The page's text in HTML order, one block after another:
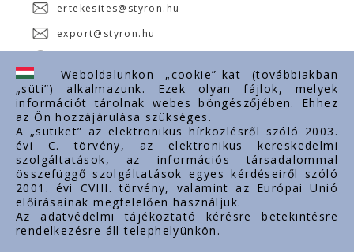
ertekesites@styron.hu
export@styron.hu
Fontos linkek
Rólunk
Dokumentumok
Kapcsolat
Karrier
Cég adatok
- Weboldalunkon „cookie”-kat (továbbiakban
„süti”) alkalmazunk. Ezek olyan fájlok, melyek
információt tárolnak webes böngészőjében. Ehhez
az Ön hozzájárulása szükséges.
A „sütiket” az elektronikus hírközlésről szóló 2003.
évi C. törvény, az elektronikus kereskedelmi
szolgáltatások, az információs társadalommal
összefüggő szolgáltatások egyes kérdéseiről szóló
2001. évi CVIII. törvény, valamint az Európai Unió
előírásainak megfelelően használjuk.
Az adatvédelmi tájékoztató kérésre betekintésre
rendelkezésre áll telephelyünkön.